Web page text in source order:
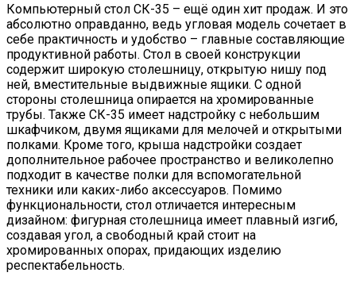
Компьютерный стол СК-35 – ещё один хит продаж. И это
абсолютно оправданно, ведь угловая модель сочетает в
себе практичность и удобство – главные составляющие
продуктивной работы. Стол в своей конструкции
содержит широкую столешницу, открытую нишу под
ней, вместительные выдвижные ящики. С одной
стороны столешница опирается на хромированные
трубы. Также СК-35 имеет надстройку с небольшим
шкафчиком, двумя ящиками для мелочей и открытыми
полками. Кроме того, крыша надстройки создает
дополнительное рабочее пространство и великолепно
подходит в качестве полки для вспомогательной
техники или каких-либо аксессуаров. Помимо
функциональности, стол отличается интересным
дизайном: фигурная столешница имеет плавный изгиб,
создавая угол, а свободный край стоит на
хромированных опорах, придающих изделию
респектабельность.